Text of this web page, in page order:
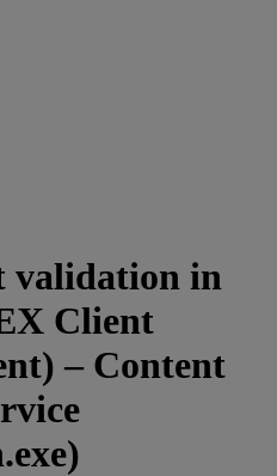
validation in
Client
– Content